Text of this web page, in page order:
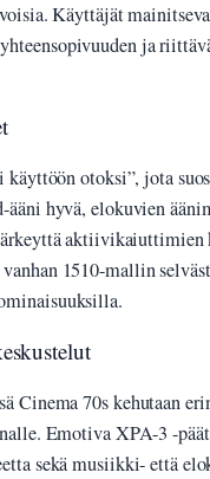
Käyttäjät
ja
otoksi”, jota
hyvä, elokuvien
aktiivikaiuttimien
1510-mallin
Cinema 70s kehutaan
Emotiva XPA-3 -
sekä musiikki- että